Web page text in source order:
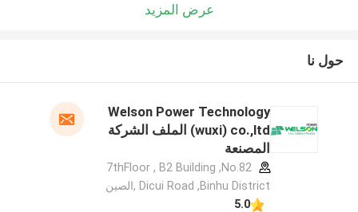
عرض المزيد
حول نا
Welson Power Technology
(wuxi) co.,ltd الملف الشركة
المصنعة
7thFloor , B2 Building ,No.82
Dicui Road ,Binhu District ,الصين
5.0